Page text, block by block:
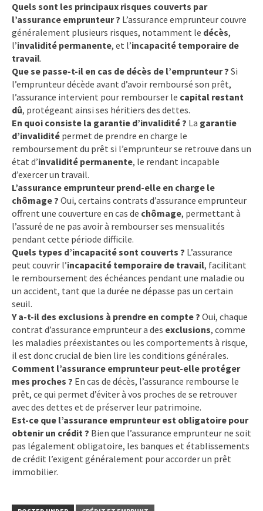
Quels sont les principaux risques couverts par
l’assurance emprunteur ? L’assurance emprunteur couvre
généralement plusieurs risques, notamment le décès,
l’invalidité permanente, et l’incapacité temporaire de
travail.
Que se passe-t-il en cas de décès de l’emprunteur ? Si
l’emprunteur décède avant d’avoir remboursé son prêt,
l’assurance intervient pour rembourser le capital restant
dû, protégeant ainsi ses héritiers des dettes.
En quoi consiste la garantie d’invalidité ? La garantie
d’invalidité permet de prendre en charge le
remboursement du prêt si l’emprunteur se retrouve dans un
état d’invalidité permanente, le rendant incapable
d’exercer un travail.
L’assurance emprunteur prend-elle en charge le
chômage ? Oui, certains contrats d’assurance emprunteur
offrent une couverture en cas de chômage, permettant à
l’assuré de ne pas avoir à rembourser ses mensualités
pendant cette période difficile.
Quels types d’incapacité sont couverts ? L’assurance
peut couvrir l’incapacité temporaire de travail, facilitant
le remboursement des échéances pendant une maladie ou
un accident, tant que la durée ne dépasse pas un certain
seuil.
Y a-t-il des exclusions à prendre en compte ? Oui, chaque
contrat d’assurance emprunteur a des exclusions, comme
les maladies préexistantes ou les comportements à risque,
il est donc crucial de bien lire les conditions générales.
Comment l’assurance emprunteur peut-elle protéger
mes proches ? En cas de décès, l’assurance rembourse le
prêt, ce qui permet d’éviter à vos proches de se retrouver
avec des dettes et de préserver leur patrimoine.
Est-ce que l’assurance emprunteur est obligatoire pour
obtenir un crédit ? Bien que l’assurance emprunteur ne soit
pas légalement obligatoire, les banques et établissements
de crédit l’exigent généralement pour accorder un prêt
immobilier.